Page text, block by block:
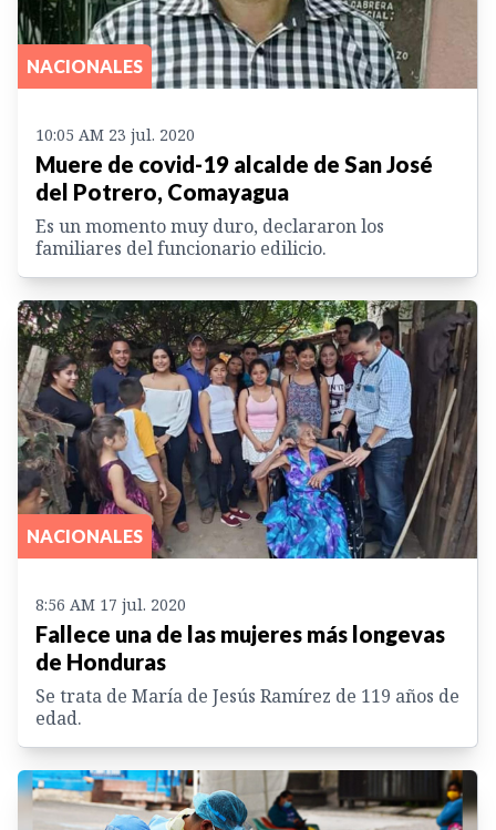
NACIONALES
10:05 AM 23 jul. 2020
Muere de covid-19 alcalde de San José
del Potrero, Comayagua
Es un momento muy duro, declararon los
familiares del funcionario edilicio.
NACIONALES
8:56 AM 17 jul. 2020
Fallece una de las mujeres más longevas
de Honduras
Se trata de María de Jesús Ramírez de 119 años de
edad.